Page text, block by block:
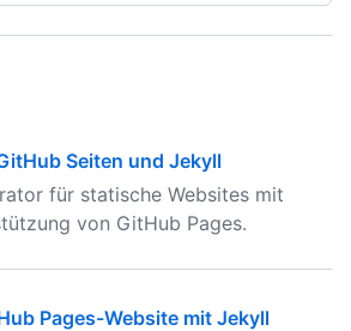
Seiten und Jekyll
für statische Websites mit
von GitHub Pages.
Pages-Website mit Jekyll